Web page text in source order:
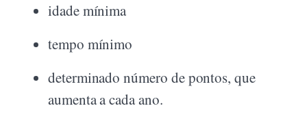
idade mínima
tempo mínimo
determinado número de pontos, que
aumenta a cada ano.